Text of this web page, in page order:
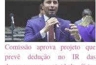
Comissão aprova projeto que
prevê dedução no IR das